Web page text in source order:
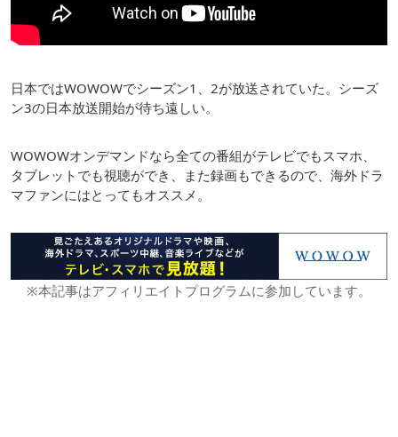
日本ではWOWOWでシーズン1、2が放送されていた。シーズ
ン3の日本放送開始が待ち遠しい。
WOWOWオンデマンドなら全ての番組がテレビでもスマホ、
タブレットでも視聴ができ、また録画もできるので、海外ドラ
マファンにはとってもオススメ。
※本記事はアフィリエイトプログラムに参加しています。